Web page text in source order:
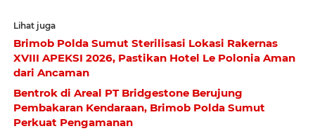
Lihat juga
Brimob Polda Sumut Sterilisasi Lokasi Rakernas
XVIII APEKSI 2026, Pastikan Hotel Le Polonia Aman
dari Ancaman
Bentrok di Areal PT Bridgestone Berujung
Pembakaran Kendaraan, Brimob Polda Sumut
Perkuat Pengamanan